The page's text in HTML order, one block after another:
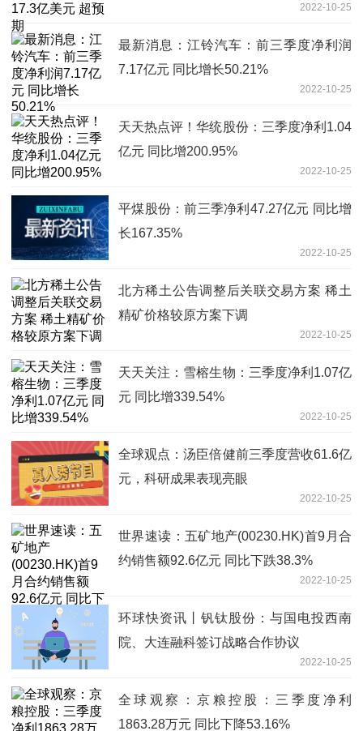
2022-10-25
最新消息：江铃汽车：前三季度净利润
7.17亿元 同比增长50.21%
2022-10-25
天天热点评！华统股份：三季度净利1.04
亿元 同比增200.95%
2022-10-25
平煤股份：前三季净利47.27亿元 同比增
长167.35%
2022-10-25
北方稀土公告调整后关联交易方案 稀土
精矿价格较原方案下调
2022-10-25
天天关注：雪榕生物：三季度净利1.07亿
元 同比增339.54%
2022-10-25
全球观点：汤臣倍健前三季度营收61.6亿
元，科研成果表现亮眼
2022-10-25
世界速读：五矿地产(00230.HK)首9月合
约销售额92.6亿元 同比下跌38.3%
2022-10-25
环球快资讯丨钒钛股份：与国电投西南
院、大连融科签订战略合作协议
2022-10-25
全球观察：京粮控股：三季度净利
1863.28万元 同比下降53.16%